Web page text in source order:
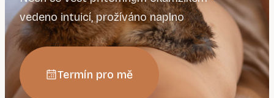
vedeno intuicí, prožíváno naplno
Termín pro mě